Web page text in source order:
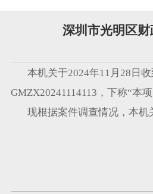
深圳市光明区
本机关于2024年11月28日收
GMZX20241114113，下称“本
现根据案件调查情况，本机